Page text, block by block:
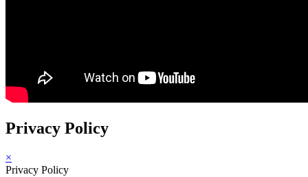
Privacy Policy
×
Privacy Policy